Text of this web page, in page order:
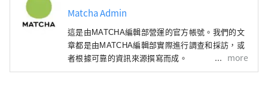
Matcha Admin
這是由MATCHA編輯部營運的官方帳號。我們的文
章都是由MATCHA編輯部實際進行調查和採訪，或
者根據可靠的資訊來源撰寫而成。
more